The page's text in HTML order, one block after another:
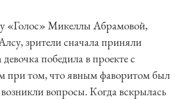
«Голос» Микеллы Абрамовой,
зрители сначала приняли
победила в проекте с
при том, что явным фаворитом был
вопросы. Когда вскрылась